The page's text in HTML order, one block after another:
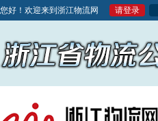
您好！欢迎来到浙江物流网 请登录